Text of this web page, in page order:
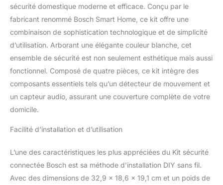
données personnelles
grâce au Cloud Bosch,
situé en Allemagne 2 ans
de garantie Version
française uniquement
sécurité domestique moderne et efficace. Conçu par le
fabricant renommé Bosch Smart Home, ce kit offre une
combinaison de sophistication technologique et de simplicité
d’utilisation. Arborant une élégante couleur blanche, cet
ensemble de sécurité est non seulement esthétique mais aussi
fonctionnel. Composé de quatre pièces, ce kit intègre des
composants essentiels tels qu’un détecteur de mouvement et
un capteur audio, assurant une couverture complète de votre
domicile.
Facilité d’installation et d’utilisation
L’une des caractéristiques les plus appréciées du Kit sécurité
connectée Bosch est sa méthode d’installation DIY sans fil.
Avec des dimensions de 32,9 x 18,6 x 19,1 cm et un poids de